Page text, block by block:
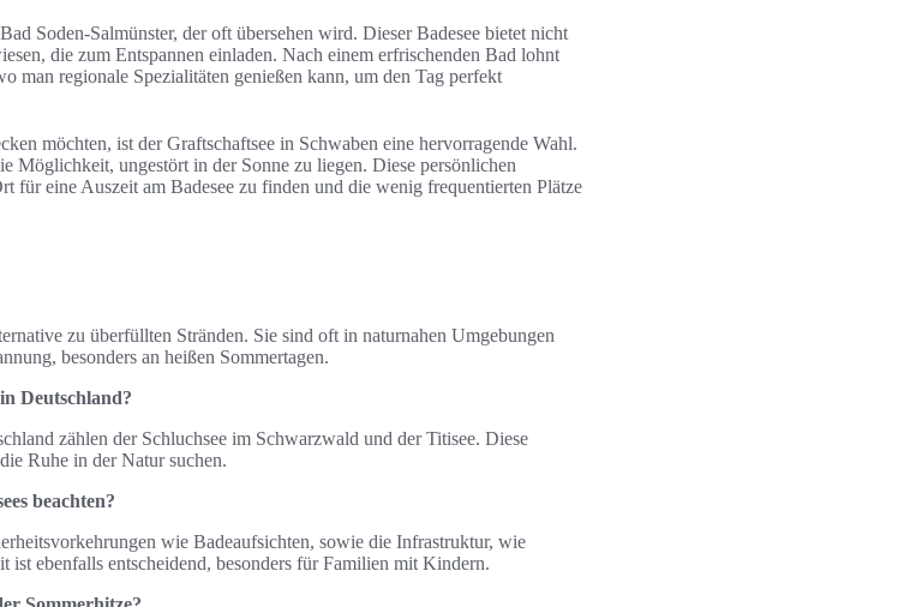
Soden-Salmünster, der oft übersehen wird. Dieser Badesee bietet nicht
die zum Entspannen einladen. Nach einem erfrischenden Bad lohnt
man regionale Spezialitäten genießen kann, um den Tag perfekt
möchten, ist der Graftschaftsee in Schwaben eine hervorragende Wahl.
Möglichkeit, ungestört in der Sonne zu liegen. Diese persönlichen
für eine Auszeit am Badesee zu finden und die wenig frequentierten Plätze
zu überfüllten Stränden. Sie sind oft in naturnahen Umgebungen
besonders an heißen Sommertagen.
Deutschland?
zählen der Schluchsee im Schwarzwald und der Titisee. Diese
Ruhe in der Natur suchen.
beachten?
wie Badeaufsichten, sowie die Infrastruktur, wie
ebenfalls entscheidend, besonders für Familien mit Kindern.